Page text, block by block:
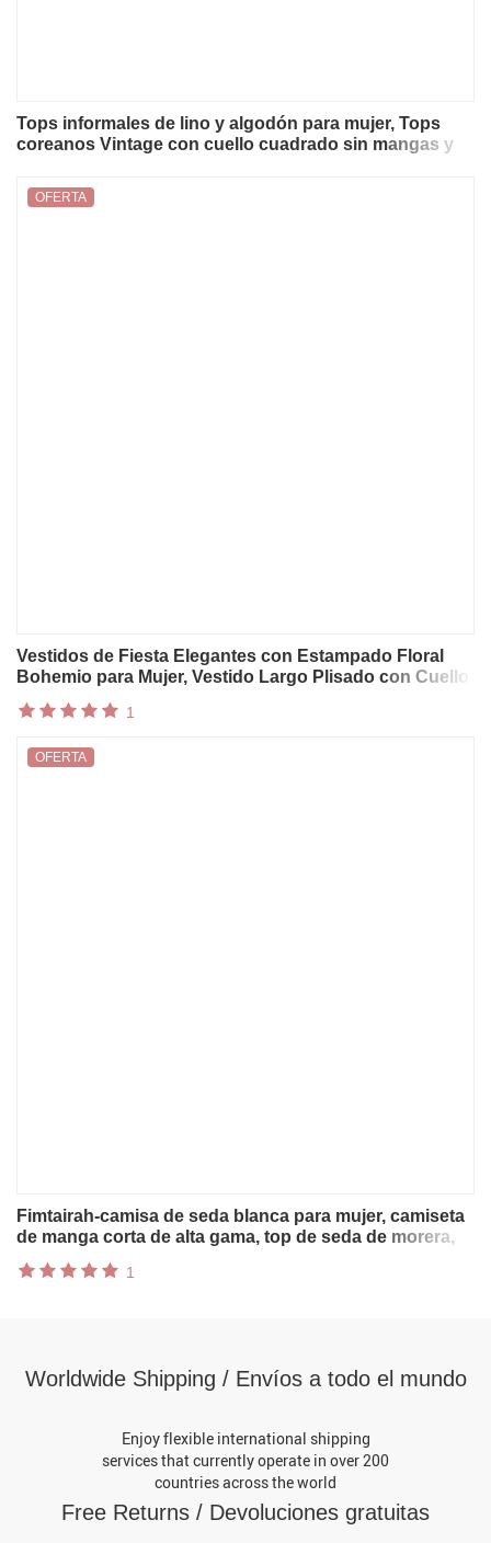
Tops informales de lino y algodón para mujer, Tops
coreanos Vintage con cuello cuadrado sin mangas y
Vestidos de Fiesta Elegantes con Estampado Floral
Bohemio para Mujer, Vestido Largo Plisado con Cuello
Vacaciones, Sin Mangas
OFERTA
1
Fimtairah-camisa de seda blanca para mujer, camiseta
de manga corta de alta gama, top de seda de morera,
OFERTA
1
Worldwide Shipping / Envíos a todo el mundo
Enjoy flexible international shipping
services that currently operate in over 200
countries across the world
Free Returns / Devoluciones gratuitas